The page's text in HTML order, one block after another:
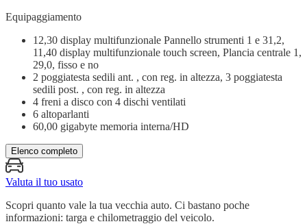
Equipaggiamento
12,30 display multifunzionale Pannello strumenti 1 e 31,2,
11,40 display multifunzionale touch screen, Plancia centrale 1,
29,0, fisso e no
2 poggiatesta sedili ant. , con reg. in altezza, 3 poggiatesta
sedili post. , con reg. in altezza
4 freni a disco con 4 dischi ventilati
6 altoparlanti
60,00 gigabyte memoria interna/HD
Elenco completo
Valuta il tuo usato
Scopri quanto vale la tua vecchia auto. Ci bastano poche
informazioni: targa e chilometraggio del veicolo.